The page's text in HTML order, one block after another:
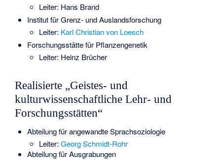
Leiter: Hans Brand
Institut für Grenz- und Auslandsforschung
Leiter: Karl Christian von Loesch
Forschungsstätte für Pflanzengenetik
Leiter: Heinz Brücher
Realisierte „Geistes- und
kulturwissenschaftliche Lehr- und
Forschungsstätten“
Abteilung für angewandte Sprachsoziologie
Leiter:Georg Schmidt-Rohr
Abteilung für Ausgrabungen